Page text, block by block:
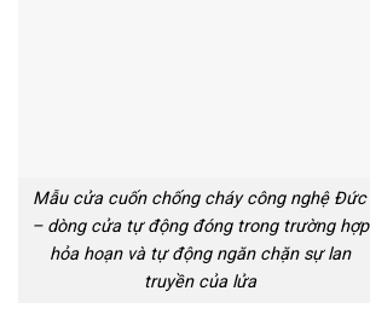
Mẫu cửa cuốn chống cháy công nghệ Đức
– dòng cửa tự động đóng trong trường hợp
hỏa hoạn và tự động ngăn chặn sự lan
truyền của lửa